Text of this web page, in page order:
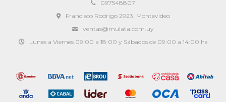
097548807
Francisco Rodrigo 2923, Montevideo
ventas@mulata.com.uy
Lunes a Viernes 09:00 a 18:00 y Sábados de 09:00 a 14:00 hs